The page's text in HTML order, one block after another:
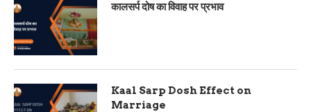
कालसर्प दोष का विवाह पर प्रभाव
Kaal Sarp Dosh Effect on
Marriage